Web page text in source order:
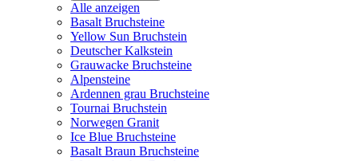
Alle anzeigen
Basalt Bruchsteine
Yellow Sun Bruchstein
Deutscher Kalkstein
Grauwacke Bruchsteine
Alpensteine
Ardennen grau Bruchsteine
Tournai Bruchstein
Norwegen Granit
Ice Blue Bruchsteine
Basalt Braun Bruchsteine